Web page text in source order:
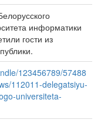
информатики
гости из
123456789/57488
112011-delegatsiyu-
universiteta-